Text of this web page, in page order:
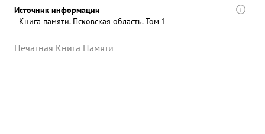
Источник информации
Книга памяти. Псковская область. Том 1
Печатная Книга Памяти